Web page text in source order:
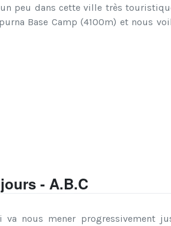
peu dans cette ville très
Base Camp (4100m) et nous
- A.B.C
nous mener progressivement